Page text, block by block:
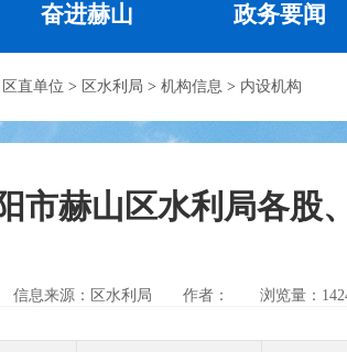
奋进赫山 政务要闻
区直单位 > 区水利局 > 机构信息 > 内设机构
市赫山区水利局各股
信息来源：区水利局 作者： 浏览量：